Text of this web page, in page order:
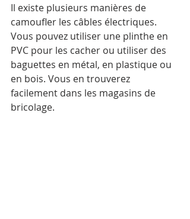
Il existe plusieurs manières de
camoufler les câbles électriques.
Vous pouvez utiliser une plinthe en
PVC pour les cacher ou utiliser des
baguettes en métal, en plastique ou
en bois. Vous en trouverez
facilement dans les magasins de
bricolage.